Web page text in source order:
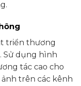
triển thương
Sử dụng hình
tác cao cho
trên các kênh